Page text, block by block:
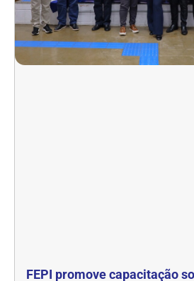
FEPI promove capacitação